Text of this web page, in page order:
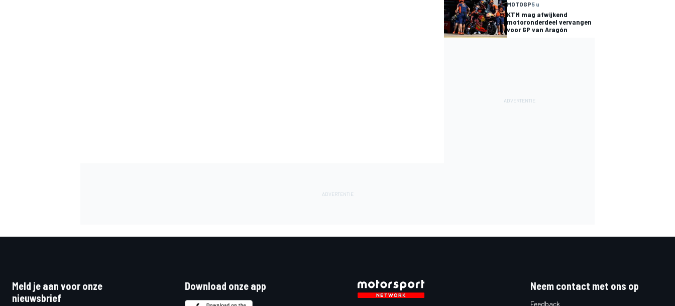
MOTOGP5 u
KTM mag afwijkend
motoronderdeel vervangen
voor GP van Aragón
Meld je aan voor onze
nieuwsbrief
Download onze app Neem contact met ons op
Feedback